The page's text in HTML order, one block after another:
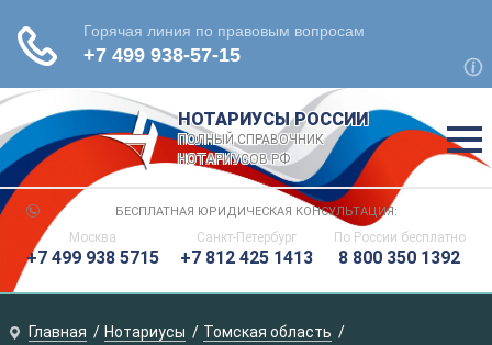
НОТАРИУСЫ РОССИИ
ПОЛНЫЙ СПРАВОЧНИК
НОТАРИУСОВ РФ
БЕСПЛАТНАЯ ЮРИДИЧЕСКАЯ КОНСУЛЬТАЦИЯ:
Москва
+7 499 938 5715
Санкт-Петербург
+7 812 425 1413
По России бесплатно
8 800 350 1392
Главная Нотариусы Томская область